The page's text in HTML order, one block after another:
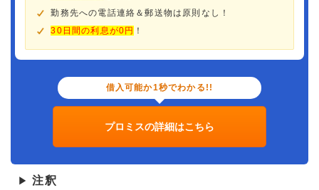
勤務先への電話連絡＆郵送物は原則なし！
30日間の利息が0円 ！
借入可能か1秒でわかる!!
プロミスの詳細はこちら
▶ 注釈